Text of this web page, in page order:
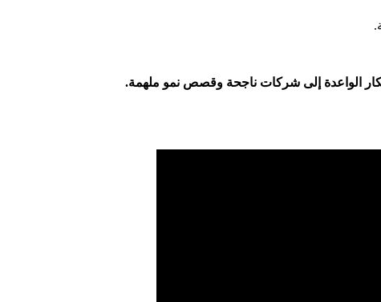
الواعدة إلى شركات ناجحة وقصص نمو ملهمة.